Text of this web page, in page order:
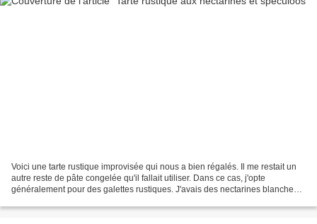
Voici une tarte rustique improvisée qui nous a bien régalés. Il me restait un
autre reste de pâte congelée qu'il fallait utiliser. Dans ce cas, j'opte
généralement pour des galettes rustiques. J'avais des nectarines blanches